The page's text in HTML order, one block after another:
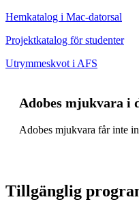
Hemkatalog i Mac-datorsal
Projektkatalog för studenter
Utrymmeskvot i AFS
Adobes mjukvara i
Adobes mjukvara får inte
Tillgänglig